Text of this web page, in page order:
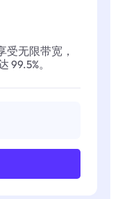
无限带宽，
99.5%。